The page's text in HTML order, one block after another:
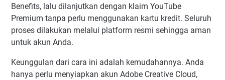
Benefits, lalu dilanjutkan dengan klaim YouTube
Premium tanpa perlu menggunakan kartu kredit. Seluruh
proses dilakukan melalui platform resmi sehingga aman
untuk akun Anda.
Keunggulan dari cara ini adalah kemudahannya. Anda
hanya perlu menyiapkan akun Adobe Creative Cloud,